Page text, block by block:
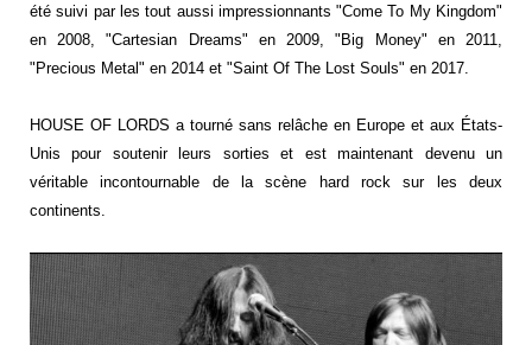
été suivi par les tout aussi impressionnants "Come To My Kingdom"
en 2008, "Cartesian Dreams" en 2009, "Big Money" en 2011,
"Precious Metal" en 2014 et "Saint Of The Lost Souls" en 2017.
HOUSE OF LORDS a tourné sans relâche en Europe et aux États-
Unis pour soutenir leurs sorties et est maintenant devenu un
véritable incontournable de la scène hard rock sur les deux
continents.